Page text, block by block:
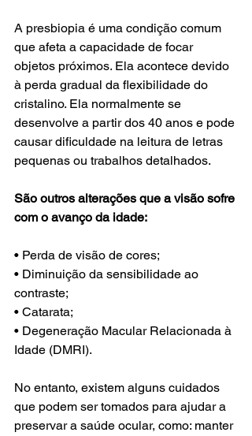
A presbiopia é uma condição comum
que afeta a capacidade de focar
objetos próximos. Ela acontece devido
à perda gradual da flexibilidade do
cristalino. Ela normalmente se
desenvolve a partir dos 40 anos e pode
causar dificuldade na leitura de letras
pequenas ou trabalhos detalhados.
São outros alterações que a visão sofre
com o avanço da idade:
• Perda de visão de cores;
• Diminuição da sensibilidade ao
contraste;
• Catarata;
• Degeneração Macular Relacionada à
Idade (DMRI).
No entanto, existem alguns cuidados
que podem ser tomados para ajudar a
preservar a saúde ocular, como: manter